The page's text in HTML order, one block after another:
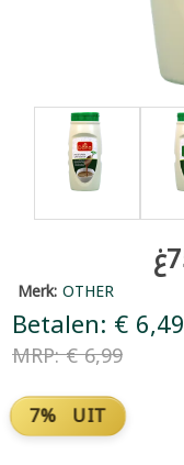
Merk:OTHER
Betalen: € 6,49
MRP: € 6,99
7% UIT